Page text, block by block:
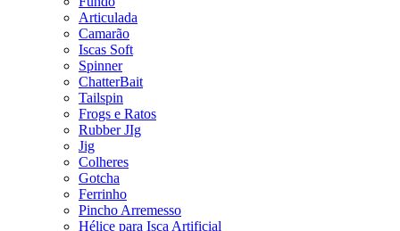
Articulada
Camarão
Iscas Soft
Spinner
ChatterBait
Tailspin
Frogs e Ratos
Rubber JIg
Jig
Colheres
Gotcha
Ferrinho
Pincho Arremesso
Hélice para Isca Artificial